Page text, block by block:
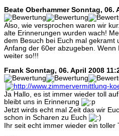
Beate Oberhammer Sonntag, 06.
Also, wie versprochen waren wir
alte Erinnerungen wurden wach!
dem Besuch bei Euch mal
Anfang der 60er abzugeben.
weiter so!!!
Frank Sonntag, 06. April 2008
Ja Hallo, es ist immer wieder toll
bleibt uns in Erinnerung
Jetzt wirds echt mal Zeit das wir
schon in Scharen zu Euch
Ihr seit echt immer wieder ein toller